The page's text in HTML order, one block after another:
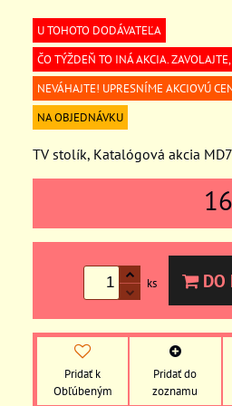
U TOHOTO DODÁVATEĽA
ČO TÝŽDEŇ TO INÁ AKCIA.
NEVÁHAJTE! UPRESNÍME AKCIOVÚ
NA OBJEDNÁVKU
TV stolík, Katalógová akcia MD7
ks DO
Pridať k
Obľúbeným
Pridať do
zoznamu